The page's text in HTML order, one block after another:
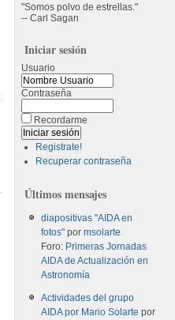
Somos polvo de estrellas.
-- Carl Sagan
Iniciar sesión
Usuario
Contraseña
Recordarme
Registrate!
Recuperar contraseña
Últimos mensajes
diapositivas "AIDA en
fotos" pormsolarte
Foro: Primeras Jornadas
AIDA de Actualización en
Astronomía
Actividades del grupo
AIDA por Mario Solarte por